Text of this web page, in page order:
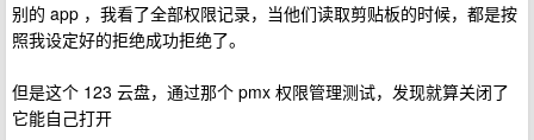
别的 app ，我看了全部权限记录，当他们读取剪贴板的时候，都是按
照我设定好的拒绝成功拒绝了。
但是这个 123 云盘，通过那个 pmx 权限管理测试，发现就算关闭了
它能自己打开